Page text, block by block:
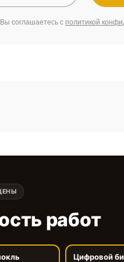
соглашаетесь с политикой
работ
Цифровой